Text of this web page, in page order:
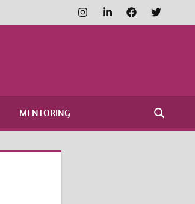
InstagramLinkedInFacebookTwitter
MENTORING